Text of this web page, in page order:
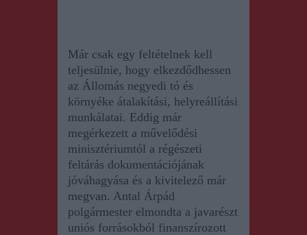
Már csak egy feltételnek kell
teljesülnie, hogy elkezdődhessen
az Állomás negyedi tó és
környéke átalakítási, helyreállítási
munkálatai. Eddig már
megérkezett a művelődési
minisztériumtól a régészeti
feltárás dokumentációjának
jóváhagyása és a kivitelező már
megvan. Antal Árpád
polgármester elmondta a javarészt
uniós forrásokból finanszírozott